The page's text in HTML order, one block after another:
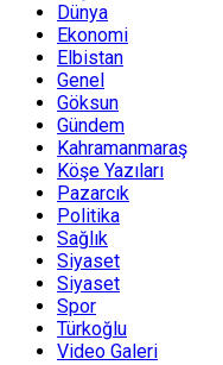
Dünya
Ekonomi
Elbistan
Genel
Göksun
Gündem
Kahramanmaraş
Köşe Yazıları
Pazarcık
Politika
Sağlık
Siyaset
Siyaset
Spor
Türkoğlu
Video Galeri